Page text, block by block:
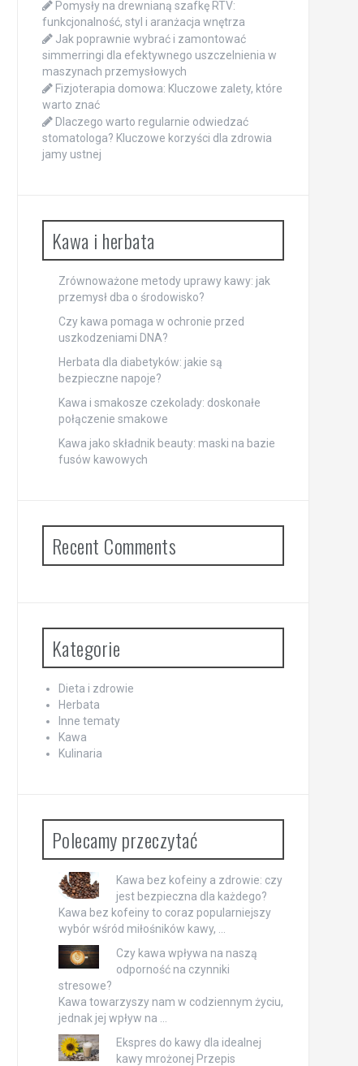
Pomysły na drewnianą szafkę RTV:
funkcjonalność, styl i aranżacja wnętrza
Jak poprawnie wybrać i zamontować
simmerringi dla efektywnego uszczelnienia w
maszynach przemysłowych
Fizjoterapia domowa: Kluczowe zalety, które
warto znać
Dlaczego warto regularnie odwiedzać
stomatologa? Kluczowe korzyści dla zdrowia
jamy ustnej
Kawa i herbata
Zrównoważone metody uprawy kawy: jak
przemysł dba o środowisko?
Czy kawa pomaga w ochronie przed
uszkodzeniami DNA?
Herbata dla diabetyków: jakie są
bezpieczne napoje?
Kawa i smakosze czekolady: doskonałe
połączenie smakowe
Kawa jako składnik beauty: maski na bazie
fusów kawowych
Recent Comments
Kategorie
Dieta i zdrowie
Herbata
Inne tematy
Kawa
Kulinaria
Polecamy przeczytać
Kawa bez kofeiny a zdrowie: czy
jest bezpieczna dla każdego?
Kawa bez kofeiny to coraz popularniejszy
wybór wśród miłośników kawy, …
Czy kawa wpływa na naszą
odporność na czynniki
stresowe?
Kawa towarzyszy nam w codziennym życiu,
jednak jej wpływ na …
Ekspres do kawy dla idealnej
kawy mrożonej Przepis